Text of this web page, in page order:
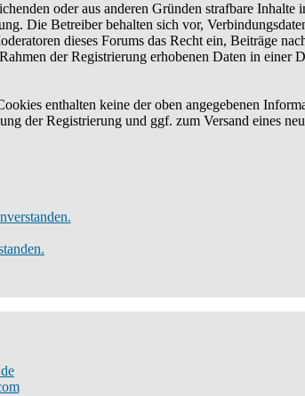
oder aus anderen Gründen strafbare Inhalte
Die Betreiber behalten sich vor,
dieses Forums das Recht ein, Beiträge
der Registrierung erhobenen Daten in einer
enthalten keine der oben angegebenen
der Registrierung und ggf. zum Versand eines